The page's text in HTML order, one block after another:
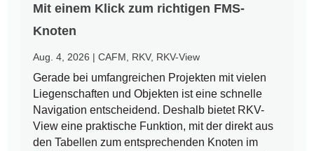
Mit einem Klick zum richtigen FMS-
Knoten
Aug. 4, 2026 |CAFM RKV, RKV-View
Gerade bei umfangreichen Projekten mit vielen
Liegenschaften und Objekten ist eine schnelle
Navigation entscheidend. Deshalb bietet RKV-
View eine praktische Funktion, mit der direkt aus
den Tabellen zum entsprechenden Knoten im